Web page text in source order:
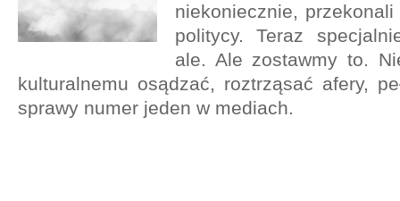
niekoniecznie, przekonali
politycy. Teraz
ale. Ale zostawmy to.
kulturalnemu osądzać, roztrząsać afery,
sprawy numer jeden w mediach.